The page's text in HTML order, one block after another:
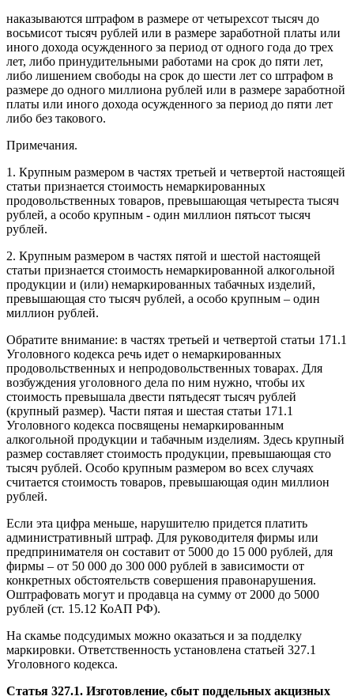
наказываются штрафом в размере от четырехсот тысяч до
восьмисот тысяч рублей или в размере заработной платы или
иного дохода осужденного за период от одного года до трех
лет, либо принудительными работами на срок до пяти лет,
либо лишением свободы на срок до шести лет со штрафом в
размере до одного миллиона рублей или в размере заработной
платы или иного дохода осужденного за период до пяти лет
либо без такового.
Примечания.
1. Крупным размером в частях третьей и четвертой настоящей
статьи признается стоимость немаркированных
продовольственных товаров, превышающая четыреста тысяч
рублей, а особо крупным - один миллион пятьсот тысяч
рублей.
2. Крупным размером в частях пятой и шестой настоящей
статьи признается стоимость немаркированной алкогольной
продукции и (или) немаркированных табачных изделий,
превышающая сто тысяч рублей, а особо крупным – один
миллион рублей.
Обратите внимание: в частях третьей и четвертой статьи 171.1
Уголовного кодекса речь идет о немаркированных
продовольственных и непродовольственных товарах. Для
возбуждения уголовного дела по ним нужно, чтобы их
стоимость превышала двести пятьдесят тысяч рублей
(крупный размер). Части пятая и шестая статьи 171.1
Уголовного кодекса посвящены немаркированным
алкогольной продукции и табачным изделиям. Здесь крупный
размер составляет стоимость продукции, превышающая сто
тысяч рублей. Особо крупным размером во всех случаях
считается стоимость товаров, превышающая один миллион
рублей.
Если эта цифра меньше, нарушителю придется платить
административный штраф. Для руководителя фирмы или
предпринимателя он составит от 5000 до 15 000 рублей, для
фирмы – от 50 000 до 300 000 рублей в зависимости от
конкретных обстоятельств совершения правонарушения.
Оштрафовать могут и продавца на сумму от 2000 до 5000
рублей (ст. 15.12 КоАП РФ).
На скамье подсудимых можно оказаться и за подделку
маркировки. Ответственность установлена статьей 327.1
Уголовного кодекса.
Статья 327.1. Изготовление, сбыт поддельных акцизных